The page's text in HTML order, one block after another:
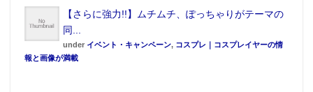
【さらに強力!!】ムチムチ、ぽっちゃりがテーマの
同...
under イベント・キャンペーン, コスプレ｜コスプレイヤーの情
報と画像が満載